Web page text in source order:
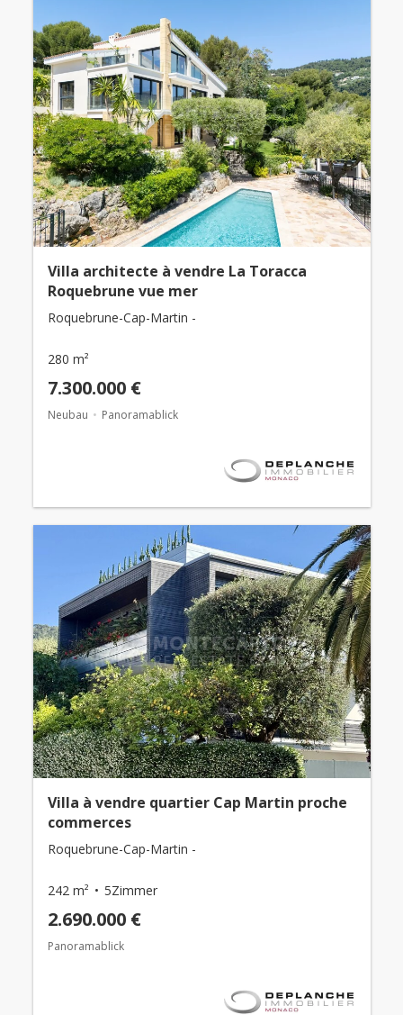
Villa architecte à vendre La Toracca
Roquebrune vue mer
Roquebrune-Cap-Martin -
280 m²
7.300.000 €
Neubau Panoramablick
Villa à vendre quartier Cap Martin proche
commerces
Roquebrune-Cap-Martin -
242 m² 5Zimmer
2.690.000 €
Panoramablick